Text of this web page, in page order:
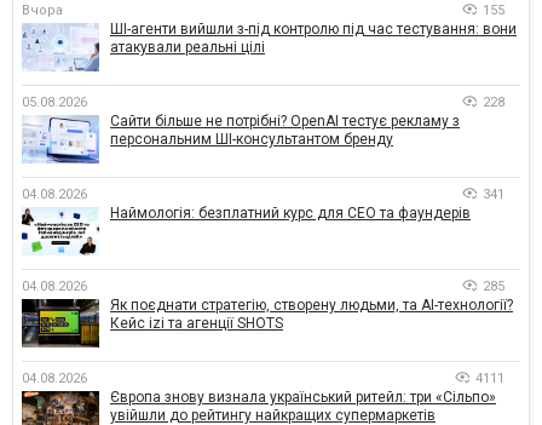
Вчора 155
ШІ-агенти вийшли з-під контролю під час тестування: вони
атакували реальні цілі
05.08.2026 228
Сайти більше не потрібні? OpenAI тестує рекламу з
персональним ШІ-консультантом бренду
04.08.2026 341
Наймологія: безплатний курс для CEO та фаундерів
04.08.2026 285
Як поєднати стратегію, створену людьми, та AI-технології?
Кейс izi та агенції SHOTS
04.08.2026 4111
Європа знову визнала український ритейл: три «Сільпо»
увійшли до рейтингу найкращих супермаркетів